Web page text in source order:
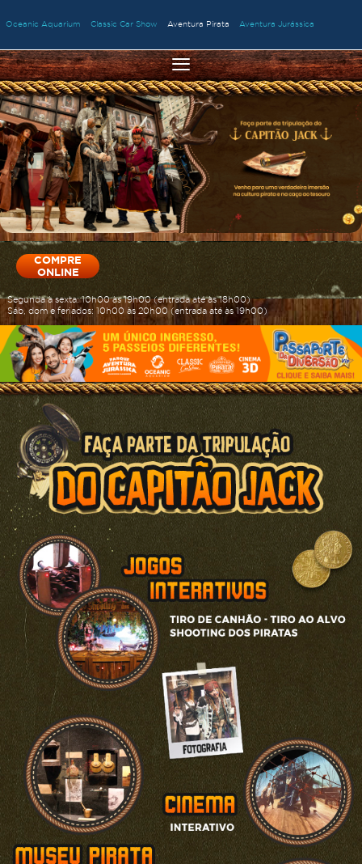
Oceanic Aquarium Classic Car Show Aventura Pirata Aventura Jurássica
≡
COMPRE
ONLINE
Segunda à sexta: 10h00 às 19h00 (entrada até às 18h00)
Sáb, dom e feriados: 10h00 às 20h00 (entrada até às 19h00)